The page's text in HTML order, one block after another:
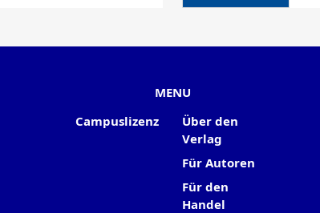
MENU
Campuslizenz
Über den
Verlag
Für Autoren
Für den
Handel